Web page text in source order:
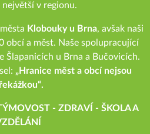
největší v regionu.
Klobouky u Brna, avšak naši
obcí a měst. Naše spolupracující
Šlapanicích u Brna a Bučovicích.
„Hranice měst a obcí nejsou
- ZDRAVÍ - ŠKOLA A